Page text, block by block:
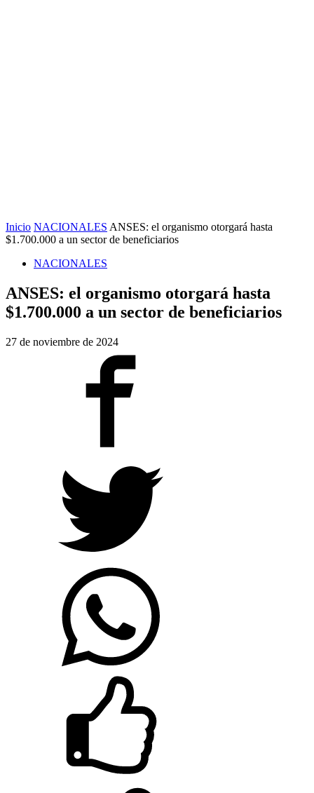
Inicio NACIONALES ANSES: el organismo otorgará hasta
$1.700.000 a un sector de beneficiarios
NACIONALES
ANSES: el organismo otorgará hasta
$1.700.000 a un sector de beneficiarios
27 de noviembre de 2024